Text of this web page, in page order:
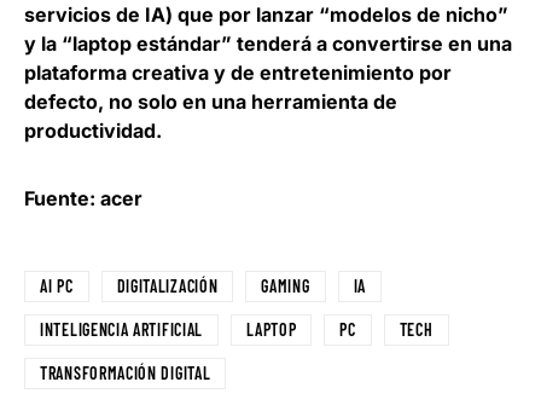
servicios de IA) que por lanzar “modelos de nicho”
y la “laptop estándar” tenderá a convertirse en una
plataforma creativa y de entretenimiento por
defecto, no solo en una herramienta de
productividad.
Fuente: acer
AI PC DIGITALIZACIÓN GAMING IA
INTELIGENCIA ARTIFICIAL LAPTOP PC TECH
TRANSFORMACIÓN DIGITAL